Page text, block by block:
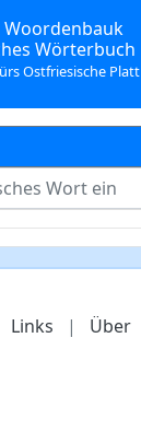
Wörterbuch
Ostfriesische Platt
Links | Über